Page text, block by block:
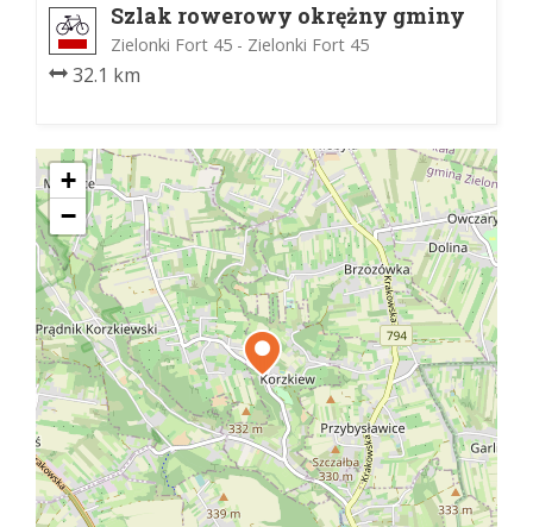
Szlak rowerowy okrężny gminy
Zielonki
Zielonki Fort 45 - Zielonki Fort 45
32.1 km
+
−